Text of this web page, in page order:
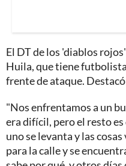
El DT de los 'diablos
Huila, que tiene
frente de ataque.
"Nos enfrentamos a un
era difícil, pero el resto
uno se levanta y las
para la calle y se